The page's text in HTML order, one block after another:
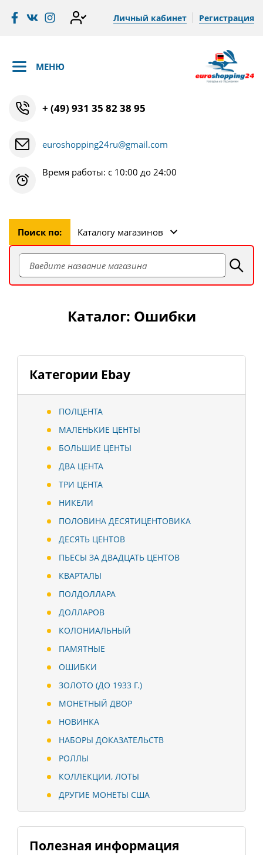
Личный кабинет Регистрация
МЕНЮ
+ (49) 931 35 82 38 95
euroshopping24ru@gmail.com
Время работы: с 10:00 до 24:00
Поиск по: Каталогу магазинов
Категории Ebay
ПОЛЦЕНТА
МАЛЕНЬКИЕ ЦЕНТЫ
БОЛЬШИЕ ЦЕНТЫ
ДВА ЦЕНТА
ТРИ ЦЕНТА
НИКЕЛИ
ПОЛОВИНА ДЕСЯТИЦЕНТОВИКА
ДЕСЯТЬ ЦЕНТОВ
ПЬЕСЫ ЗА ДВАДЦАТЬ ЦЕНТОВ
КВАРТАЛЫ
ПОЛДОЛЛАРА
ДОЛЛАРОВ
КОЛОНИАЛЬНЫЙ
ПАМЯТНЫЕ
ОШИБКИ
ЗОЛОТО (ДО 1933 Г.)
МОНЕТНЫЙ ДВОР
НОВИНКА
НАБОРЫ ДОКАЗАТЕЛЬСТВ
РОЛЛЫ
КОЛЛЕКЦИИ, ЛОТЫ
ДРУГИЕ МОНЕТЫ США
Полезная информация
Каталог: Ошибки